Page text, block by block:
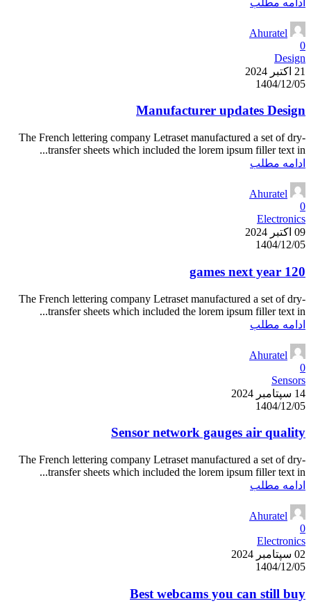
Ahuratel
0
Design
21 اکتبر 2024
1404/12/05
Manufacturer updates Design
The French lettering company Letraset manufactured a set of dry-
transfer sheets which included the lorem ipsum filler text in...
ادامه مطلب
Ahuratel
0
Electronics
09 اکتبر 2024
1404/12/05
120 games next year
The French lettering company Letraset manufactured a set of dry-
transfer sheets which included the lorem ipsum filler text in...
ادامه مطلب
Ahuratel
0
Sensors
14 سپتامبر 2024
1404/12/05
Sensor network gauges air quality
The French lettering company Letraset manufactured a set of dry-
transfer sheets which included the lorem ipsum filler text in...
ادامه مطلب
Ahuratel
0
Electronics
02 سپتامبر 2024
1404/12/05
Best webcams you can still buy